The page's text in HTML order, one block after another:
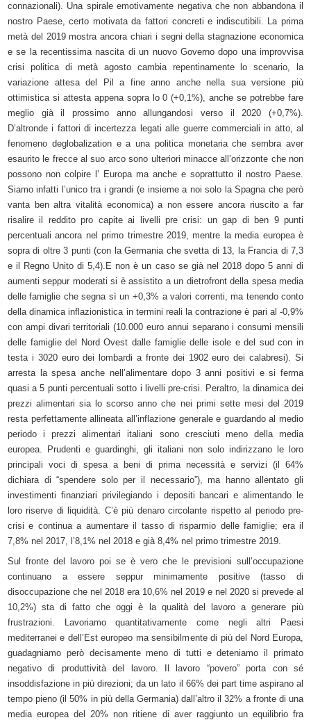
connazionali). Una spirale emotivamente negativa che non abbandona il
nostro Paese, certo motivata da fattori concreti e indiscutibili. La prima
metà del 2019 mostra ancora chiari i segni della stagnazione economica
e se la recentissima nascita di un nuovo Governo dopo una improvvisa
crisi politica di metà agosto cambia repentinamente lo scenario, la
variazione attesa del Pil a fine anno anche nella sua versione più
ottimistica si attesta appena sopra lo 0 (+0,1%), anche se potrebbe fare
meglio già il prossimo anno allungandosi verso il 2020 (+0,7%).
D’altronde i fattori di incertezza legati alle guerre commerciali in atto, al
fenomeno deglobalization e a una politica monetaria che sembra aver
esaurito le frecce al suo arco sono ulteriori minacce all’orizzonte che non
possono non colpire l’ Europa ma anche e soprattutto il nostro Paese.
Siamo infatti l’unico tra i grandi (e insieme a noi solo la Spagna che però
vanta ben altra vitalità economica) a non essere ancora riuscito a far
risalire il reddito pro capite ai livelli pre crisi: un gap di ben 9 punti
percentuali ancora nel primo trimestre 2019, mentre la media europea è
sopra di oltre 3 punti (con la Germania che svetta di 13, la Francia di 7,3
e il Regno Unito di 5,4).E non è un caso se già nel 2018 dopo 5 anni di
aumenti seppur moderati si è assistito a un dietrofront della spesa media
delle famiglie che segna sì un +0,3% a valori correnti, ma tenendo conto
della dinamica inflazionistica in termini reali la contrazione è pari al -0,9%
con ampi divari territoriali (10.000 euro annui separano i consumi mensili
delle famiglie del Nord Ovest dalle famiglie delle isole e del sud con in
testa i 3020 euro dei lombardi a fronte dei 1902 euro dei calabresi). Si
arresta la spesa anche nell’alimentare dopo 3 anni positivi e si ferma
quasi a 5 punti percentuali sotto i livelli pre-crisi. Peraltro, la dinamica dei
prezzi alimentari sia lo scorso anno che nei primi sette mesi del 2019
resta perfettamente allineata all’inflazione generale e guardando al medio
periodo i prezzi alimentari italiani sono cresciuti meno della media
europea. Prudenti e guardinghi, gli italiani non solo indirizzano le loro
principali voci di spesa a beni di prima necessità e servizi (il 64%
dichiara di “spendere solo per il necessario”), ma hanno allentato gli
investimenti finanziari privilegiando i depositi bancari e alimentando le
loro riserve di liquidità. C’è più denaro circolante rispetto al periodo pre-
crisi e continua a aumentare il tasso di risparmio delle famiglie; era il
7,8% nel 2017, l’8,1% nel 2018 e già 8,4% nel primo trimestre 2019.
Sul fronte del lavoro poi se è vero che le previsioni sull’occupazione
continuano a essere seppur minimamente positive (tasso di
disoccupazione che nel 2018 era 10,6% nel 2019 e nel 2020 si prevede al
10,2%) sta di fatto che oggi è la qualità del lavoro a generare più
frustrazioni. Lavoriamo quantitativamente come negli altri Paesi
mediterranei e dell’Est europeo ma sensibilmente di più del Nord Europa,
guadagniamo però decisamente meno di tutti e deteniamo il primato
negativo di produttività del lavoro. Il lavoro “povero” porta con sé
insoddisfazione in più direzioni; da un lato il 66% dei part time aspirano al
tempo pieno (il 50% in più della Germania) dall’altro il 32% a fronte di una
media europea del 20% non ritiene di aver raggiunto un equilibrio fra